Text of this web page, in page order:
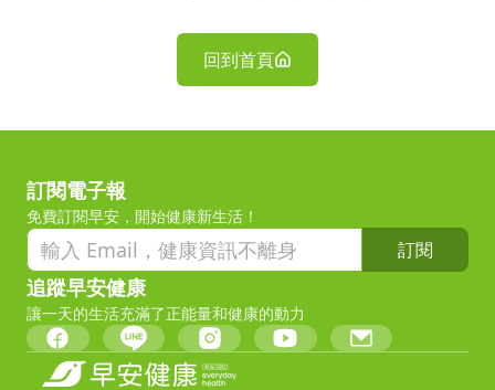
回到首頁
訂閱電子報
免費訂閱早安，開始健康新生活！
訂閱
追蹤早安健康
讓一天的生活充滿了正能量和健康的動力